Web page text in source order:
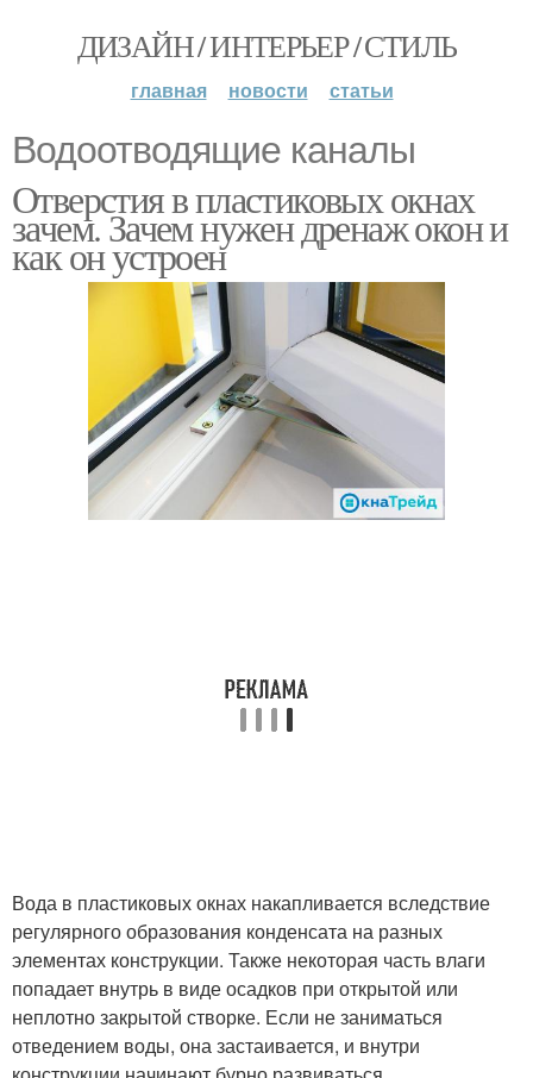
ДИЗАЙН / ИНТЕРЬЕР / СТИЛЬ
главная новости статьи
Водоотводящие каналы
Отверстия в пластиковых окнах
зачем. Зачем нужен дренаж окон и
как он устроен
Вода в пластиковых окнах накапливается вследствие
регулярного образования конденсата на разных
элементах конструкции. Также некоторая часть влаги
попадает внутрь в виде осадков при открытой или
неплотно закрытой створке. Если не заниматься
отведением воды, она застаивается, и внутри